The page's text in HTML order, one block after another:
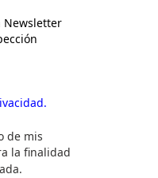
Newsletter
de mis
la finalidad